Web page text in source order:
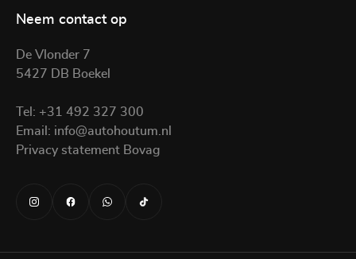
Neem contact op
De Vlonder 7
5427 DB Boekel
Tel: +31 492 327 300
Email: info@autohoutum.nl
Privacy statement Bovag